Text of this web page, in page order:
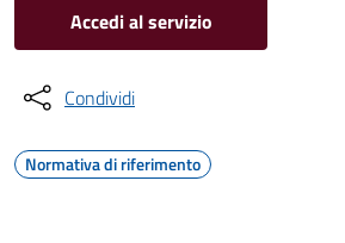
Accedi al servizio
Condividi
Normativa di riferimento